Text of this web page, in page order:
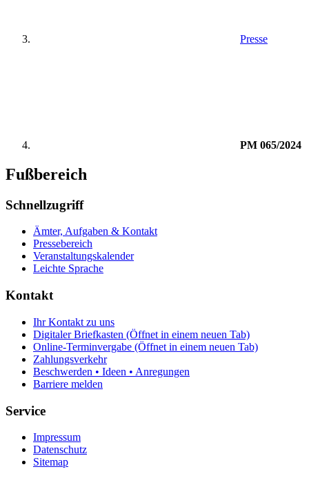
Presse
PM 065/2024
Fußbereich
Schnellzugriff
Ämter, Aufgaben & Kontakt
Pressebereich
Veranstaltungskalender
Leichte Sprache
Kontakt
Ihr Kontakt zu uns
Digitaler Briefkasten (Öffnet in einem neuen Tab)
Online-Terminvergabe (Öffnet in einem neuen Tab)
Zahlungsverkehr
Beschwerden • Ideen • Anregungen
Barriere melden
Service
Impressum
Datenschutz
Sitemap